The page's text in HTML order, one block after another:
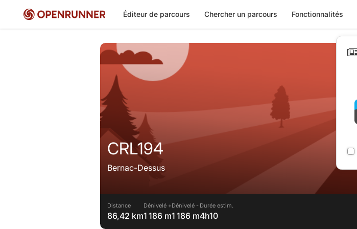
Éditeur de parcours Chercher un parcours Fonctionnalités
CRL194
Bernac-Dessus
Distance
86,42 km
Dénivelé +
1 186 m
Dénivelé -
1 186 m
Durée estim.
4h10